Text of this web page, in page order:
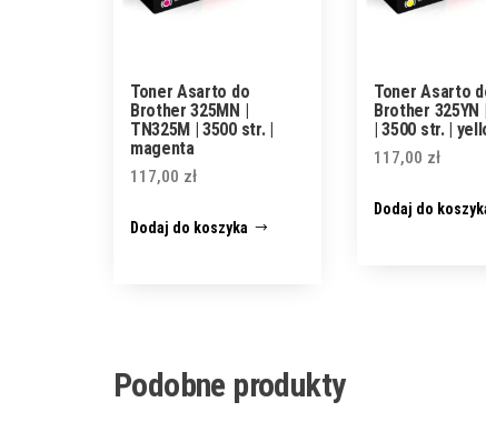
Toner Asarto do
Brother 325MN |
TN325M | 3500 str. |
magenta
117,00 zł
Dodaj do koszyka
Toner Asarto
Brother 325YN
| 3500 str. |
117,00 zł
Dodaj do
Podobne produkty